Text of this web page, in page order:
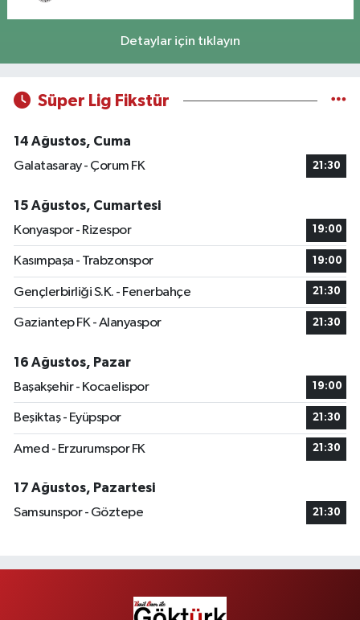
Detaylar için tıklayın
Süper Lig Fikstür
14 Ağustos, Cuma
Galatasaray - Çorum FK
21:30
15 Ağustos, Cumartesi
Konyaspor - Rizespor
19:00
Kasımpaşa - Trabzonspor 19:00
Gençlerbirliği S.K. - Fenerbahçe 21:30
Gaziantep FK - Alanyaspor 21:30
16 Ağustos, Pazar
Başakşehir - Kocaelispor
19:00
Beşiktaş - Eyüpspor 21:30
Amed - Erzurumspor FK 21:30
17 Ağustos, Pazartesi
Samsunspor - Göztepe
21:30